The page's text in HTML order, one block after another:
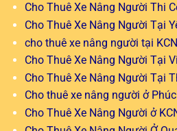
Cho Thuê Xe Nâng Người Thi
Cho Thuê Xe Nâng Người Tại
cho thuê xe nâng người tại
Cho Thuê Xe Nâng Người Tại
Cho Thuê Xe Nâng Người Tại
Cho thuê xe nâng người ở Phúc
Cho Thuê Xe Nâng Người ở